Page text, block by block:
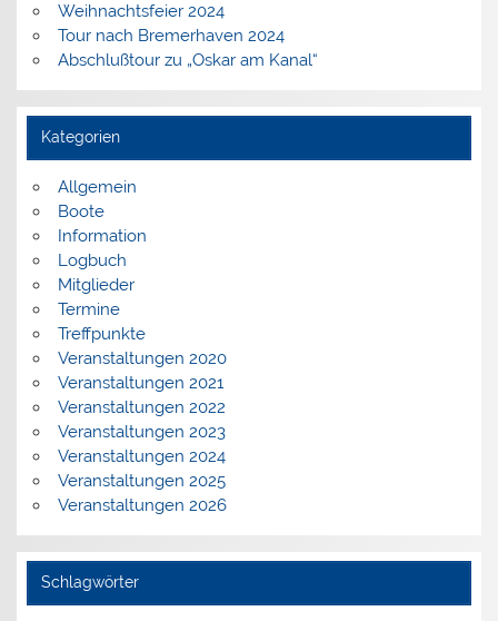
Weihnachtsfeier 2024
Tour nach Bremerhaven 2024
Abschlußtour zu „Oskar am Kanal“
Kategorien
Allgemein
Boote
Information
Logbuch
Mitglieder
Termine
Treffpunkte
Veranstaltungen 2020
Veranstaltungen 2021
Veranstaltungen 2022
Veranstaltungen 2023
Veranstaltungen 2024
Veranstaltungen 2025
Veranstaltungen 2026
Schlagwörter